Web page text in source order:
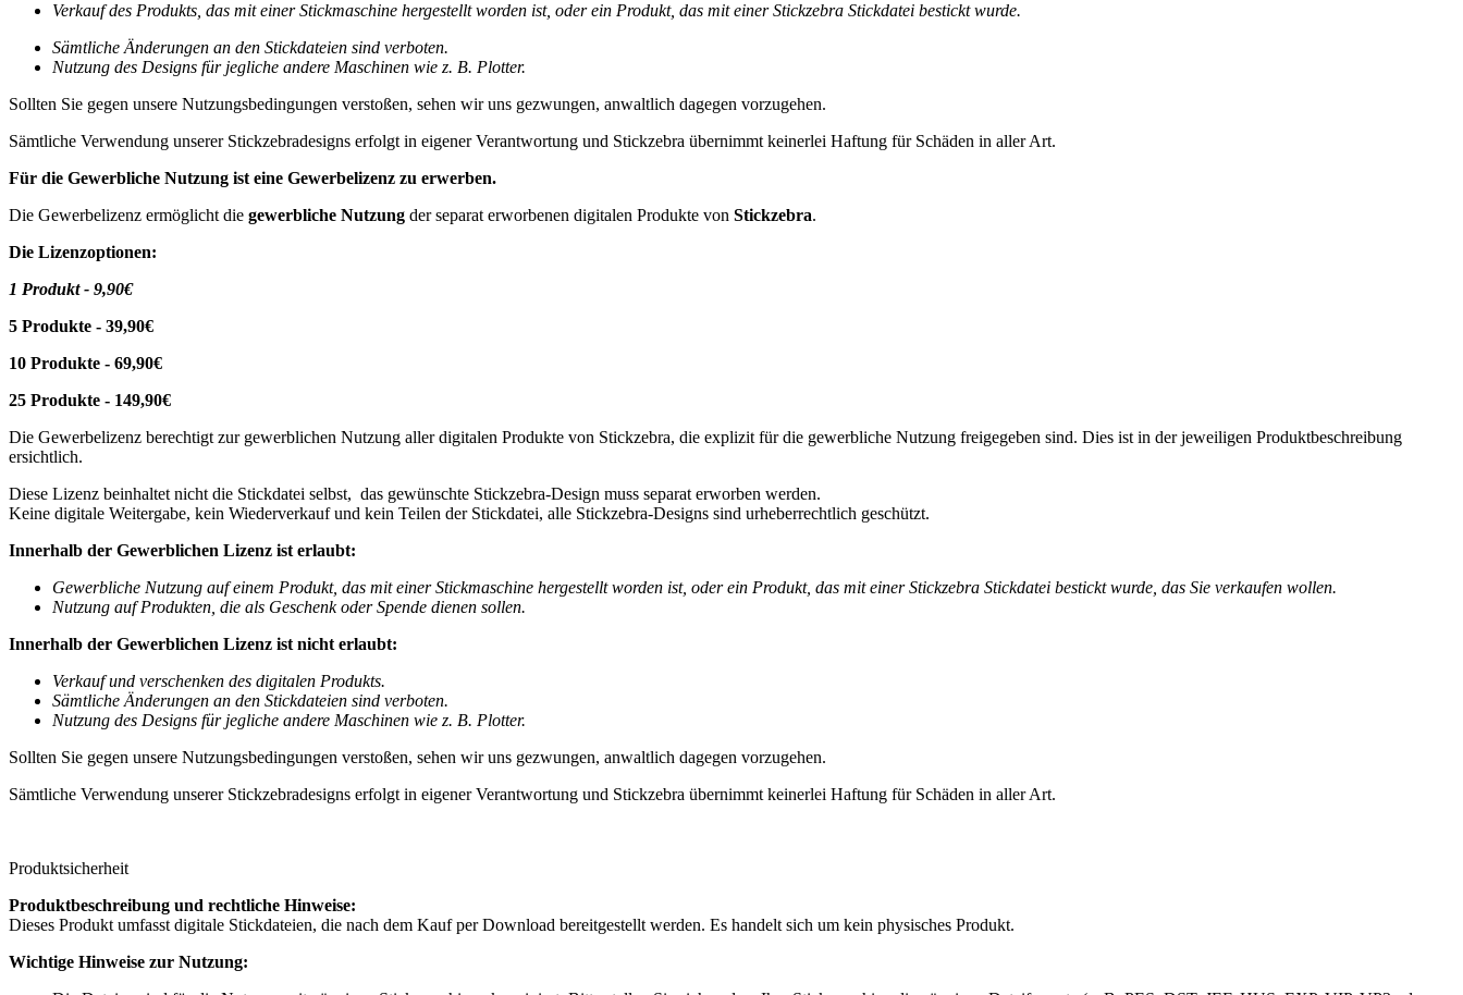
Verkauf des Produkts, das mit einer Stickmaschine hergestellt worden ist, oder ein Produkt, das mit einer Stickzebra Stickdatei bestickt wurde.
Sämtliche Änderungen an den Stickdateien sind verboten.
Nutzung des Designs für jegliche andere Maschinen wie z. B. Plotter.
Sollten Sie gegen unsere Nutzungsbedingungen verstoßen, sehen wir uns gezwungen, anwaltlich dagegen vorzugehen.
Sämtliche Verwendung unserer Stickzebradesigns erfolgt in eigener Verantwortung und Stickzebra übernimmt keinerlei Haftung für Schäden in aller Art.
Für die Gewerbliche Nutzung ist eine Gewerbelizenz zu erwerben.
Die Gewerbelizenz ermöglicht die gewerbliche Nutzung der separat erworbenen digitalen Produkte von Stickzebra.
Die Lizenzoptionen:
1 Produkt - 9,90€
5 Produkte - 39,90€
10 Produkte - 69,90€
25 Produkte - 149,90€
Die Gewerbelizenz berechtigt zur gewerblichen Nutzung aller digitalen Produkte von Stickzebra, die explizit für die gewerbliche Nutzung freigegeben sind. Dies ist in der jeweiligen Produktbeschreibung
ersichtlich.
Diese Lizenz beinhaltet nicht die Stickdatei selbst, das gewünschte Stickzebra-Design muss separat erworben werden.
Keine digitale Weitergabe, kein Wiederverkauf und kein Teilen der Stickdatei, alle Stickzebra-Designs sind urheberrechtlich geschützt.
Innerhalb der Gewerblichen Lizenz ist erlaubt:
Gewerbliche Nutzung auf einem Produkt, das mit einer Stickmaschine hergestellt worden ist, oder ein Produkt, das mit einer Stickzebra Stickdatei bestickt wurde, das Sie verkaufen wollen.
Nutzung auf Produkten, die als Geschenk oder Spende dienen sollen.
Innerhalb der Gewerblichen Lizenz ist nicht erlaubt:
Verkauf und verschenken des digitalen Produkts.
Sämtliche Änderungen an den Stickdateien sind verboten.
Nutzung des Designs für jegliche andere Maschinen wie z. B. Plotter.
Sollten Sie gegen unsere Nutzungsbedingungen verstoßen, sehen wir uns gezwungen, anwaltlich dagegen vorzugehen.
Sämtliche Verwendung unserer Stickzebradesigns erfolgt in eigener Verantwortung und Stickzebra übernimmt keinerlei Haftung für Schäden in aller Art.
Produktsicherheit
Produktbeschreibung und rechtliche Hinweise:
Dieses Produkt umfasst digitale Stickdateien, die nach dem Kauf per Download bereitgestellt werden. Es handelt sich um kein physisches Produkt.
Wichtige Hinweise zur Nutzung: